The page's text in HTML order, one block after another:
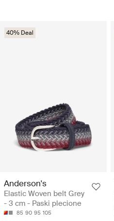
40% Deal
Anderson's
Elastic Woven belt Grey
- 3 cm - Paski plecione
85 90 95 105